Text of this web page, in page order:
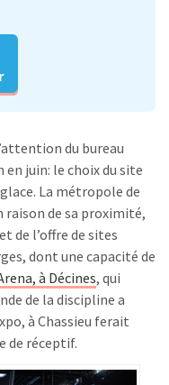
du bureau
juin: le choix du site
glace. La métropole de
raison de sa proximité,
de l’offre de sites
dont une capacité de
à Décines, qui
de la discipline a
à Chassieu ferait
de réceptif.